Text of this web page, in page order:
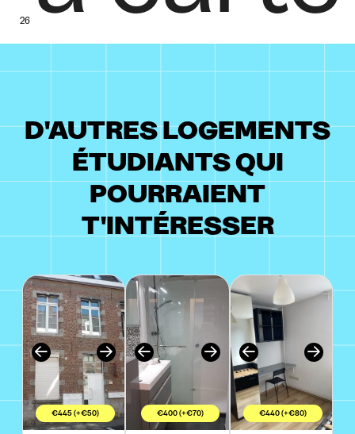
26
D'AUTRES LOGEMENTS
ÉTUDIANTS QUI
POURRAIENT
T'INTÉRESSER
€445 (+€50) €400 (+€70) €440 (+€80)